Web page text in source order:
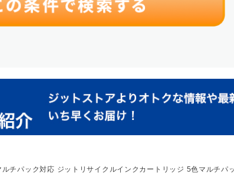
パック対応 ジットリサイクルインクカートリッジ 5色マルチパ